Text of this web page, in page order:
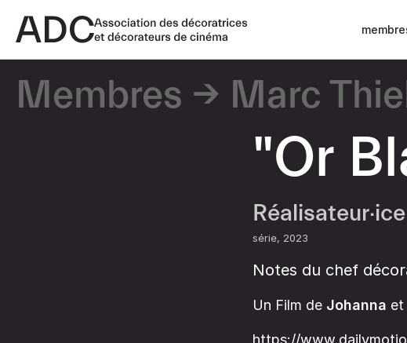
Membres Marc
"Or
série 2023
Notes du chef
Un Film de Johanna et
https://